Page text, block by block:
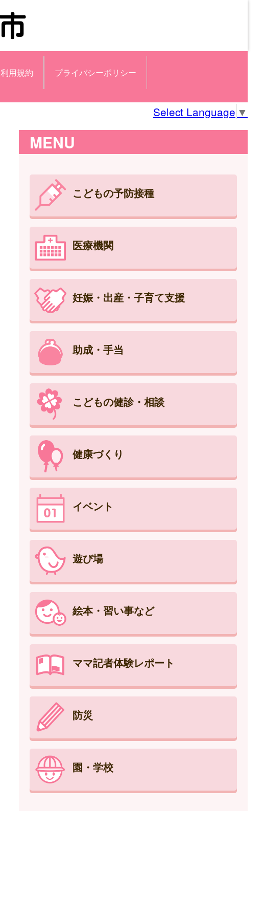
利用規約 プライバシーポリシー
Select Language ▼
MENU
こどもの予防接種
医療機関
妊娠・出産・子育て支援
助成・手当
こどもの健診・相談
健康づくり
イベント
遊び場
絵本・習い事など
ママ記者体験レポート
防災
園・学校